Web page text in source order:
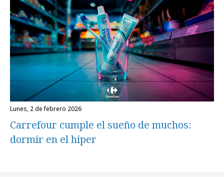
lunes, 2 de febrero 2026
Carrefour cumple el sueño de muchos:
dormir en el híper